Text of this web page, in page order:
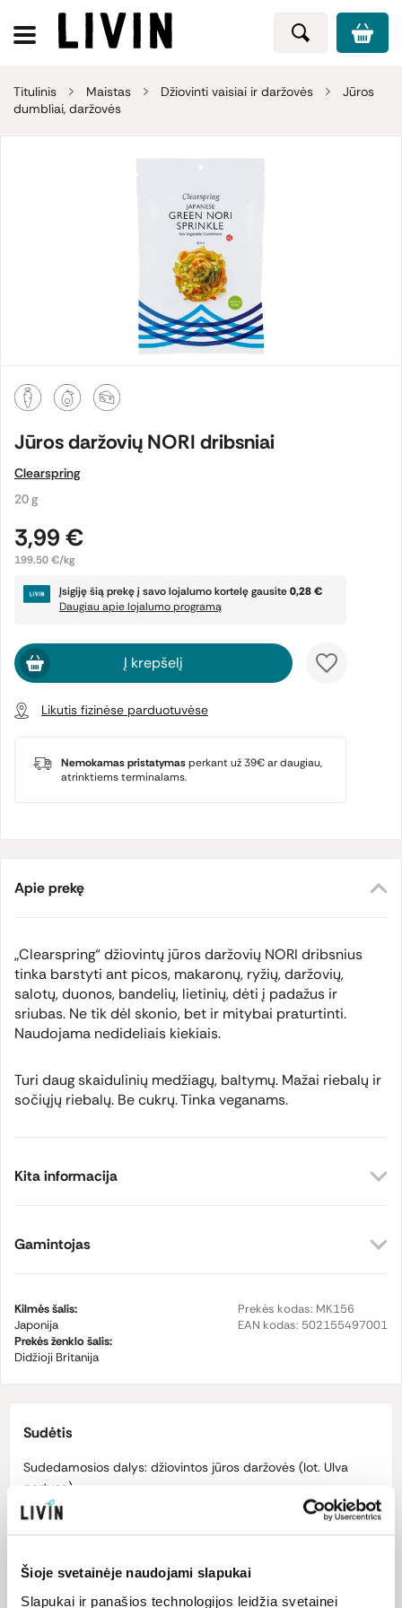
Šioje svetainėje naudojami slapukai
Slapukai ir panašios technologijos leidžia svetainei
Titulinis Maistas Džiovinti vaisiai ir daržovės
Jūros
dumbliai, daržovės
Jūros daržovių NORI dribsniai
Clearspring
20 g
3,99 €
199.50 €/kg
Įsigiję šią prekę į savo lojalumo kortelę gausite0,28 €
Daugiau apie lojalumo programą
Į krepšelį
Likutis fizinėse parduotuvėse
Nemokamas pristatymasperkant už 39€ ar daugiau,
atrinktiems terminalams.
Apie prekę
„Clearspring“ džiovintų jūros daržovių NORI dribsnius
tinka barstyti ant picos, makaronų, ryžių, daržovių,
salotų, duonos, bandelių, lietinių, dėti į padažus ir
sriubas. Ne tik dėl skonio, bet ir mitybai praturtinti.
Naudojama nedideliais kiekiais.
Turi daug skaidulinių medžiagų, baltymų. Mažai riebalų ir
sočiųjų riebalų. Be cukrų. Tinka veganams.
Kita informacija
Gamintojas
Kilmės šalis:
Japonija
Prekės ženklo šalis:
Didžioji Britanija
Prekės kodas: MK156
EAN kodas: 502155497001
Sudėtis
Sudedamosios dalys: džiovintos jūros daržovės (lot. Ulva
pertusa).
Dėl produkto rūšies sudėtyje gali būti žuvies, moliuskų ar
Maistinė vertė